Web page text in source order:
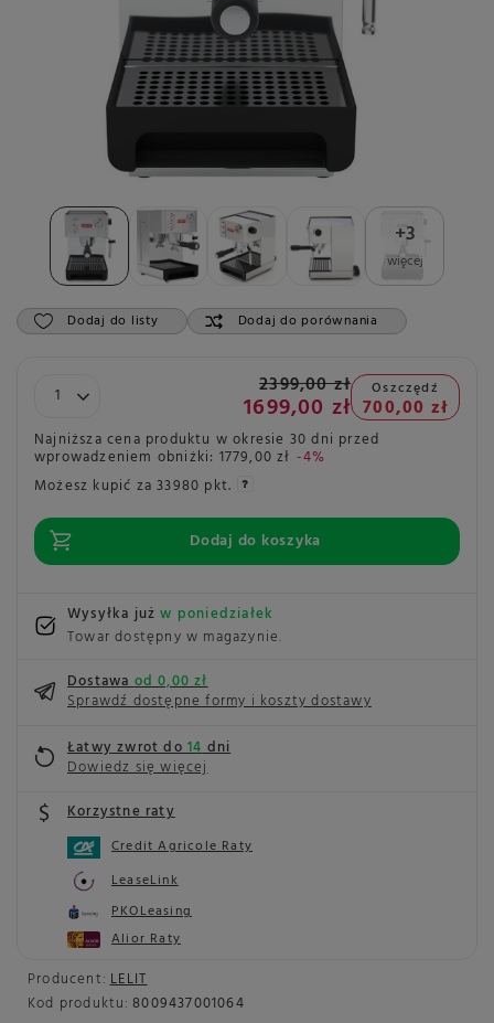
+3
więcej
Dodaj do listy Dodaj do porównania
Producent: LELIT
Kod produktu: 8009437001064
2399,00 zł
1699,00 zł
Oszczędź
700,00 zł
Najniższa cena produktu w okresie 30 dni przed
wprowadzeniem obniżki: 1779,00 zł -4%
Możesz kupić za33980 pkt.
Dodaj do koszyka
Wysyłka jużw poniedziałek
Towar dostępny w magazynie
Dostawaod 0,00 zł
Sprawdź dostępne formy i koszty dostawy
Łatwy zwrot do14dni
Dowiedz się więcej
Korzystne raty
Credit Agricole Raty
LeaseLink
PKOLeasing
Alior Raty